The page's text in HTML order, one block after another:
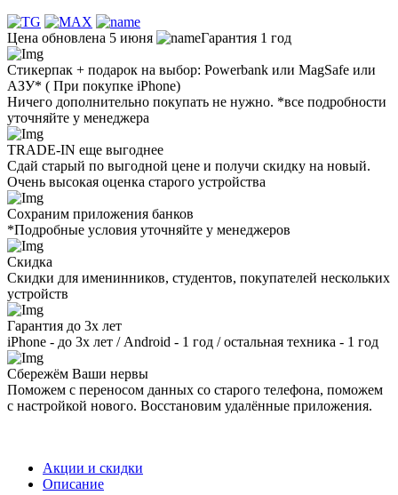
Цена обновлена 5 июня Гарантия 1 год
Стикерпак + подарок на выбор: Powerbank или MagSafe или
AЗУ* ( При покупке iPhone)
Ничего дополнительно покупать не нужно. *все подробности
уточняйте у менеджера
TRADE-IN еще выгоднее
Сдай старый по выгодной цене и получи скидку на новый.
Очень высокая оценка старого устройства
Сохраним приложения банков
*Подробные условия уточняйте у менеджеров
Скидка
Скидки для именинников, студентов, покупателей нескольких
устройств
Гарантия до 3х лет
iPhone - до 3х лет / Android - 1 год / остальная техника - 1 год
Сбережём Ваши нервы
Поможем с переносом данных со старого телефона, поможем
с настройкой нового. Восстановим удалённые приложения.
Акции и скидки
Описание